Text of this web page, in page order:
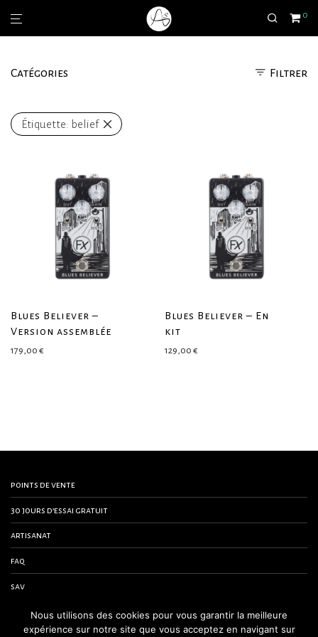
0
Catégories Filtrer
Étiquette: belief
Blues Believer –
Version assemblée
179,00 €
Blues Believer – En
kit
129,00 €
points de vente
30 jours d’essai gratuit
artisanat
faq
sav
contactez-nous
Nous utilisons des cookies pour vous garantir la meilleure
expérience sur notre site que vous acceptez en navigant sur